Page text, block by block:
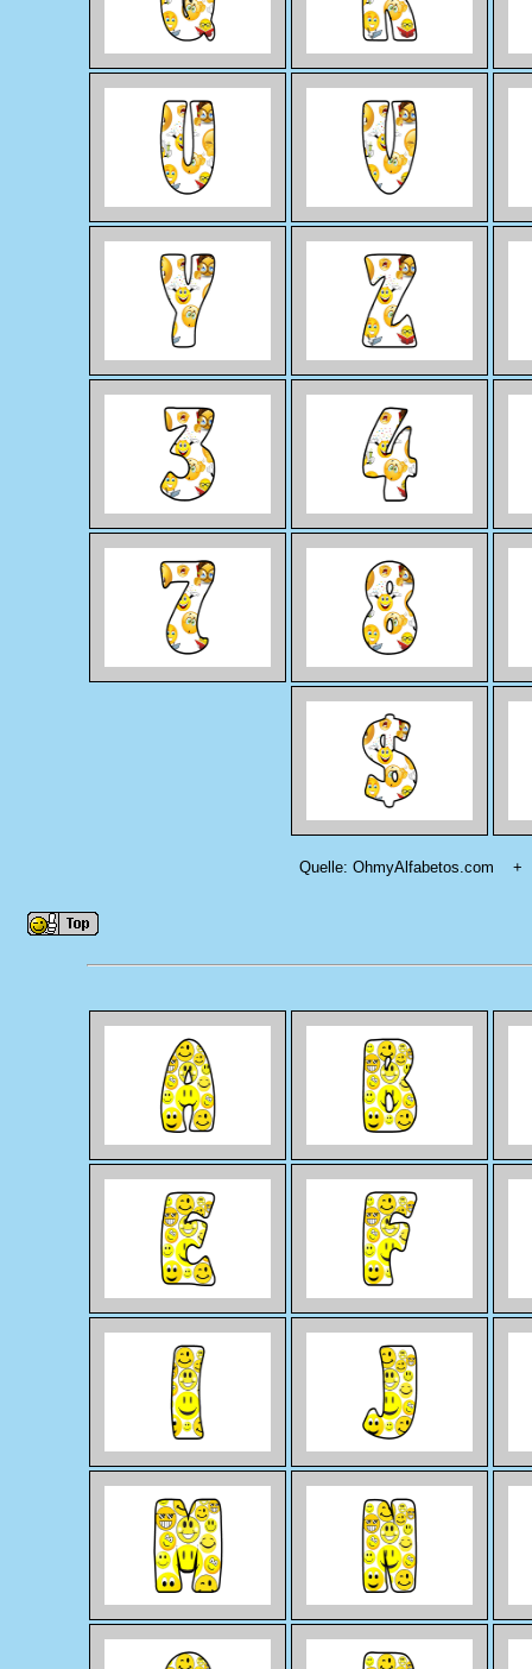
Quelle: OhmyAlfabetos.com +